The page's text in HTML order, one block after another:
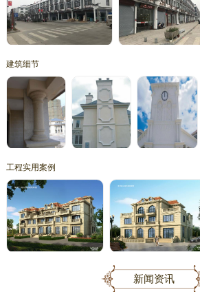
建筑细节
工程实用案例
新闻资讯